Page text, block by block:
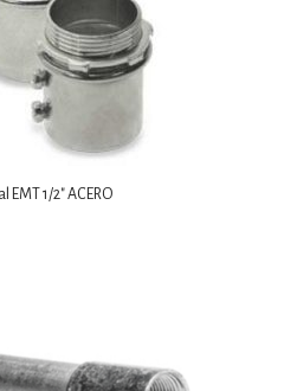
EMT 1/2″ ACERO